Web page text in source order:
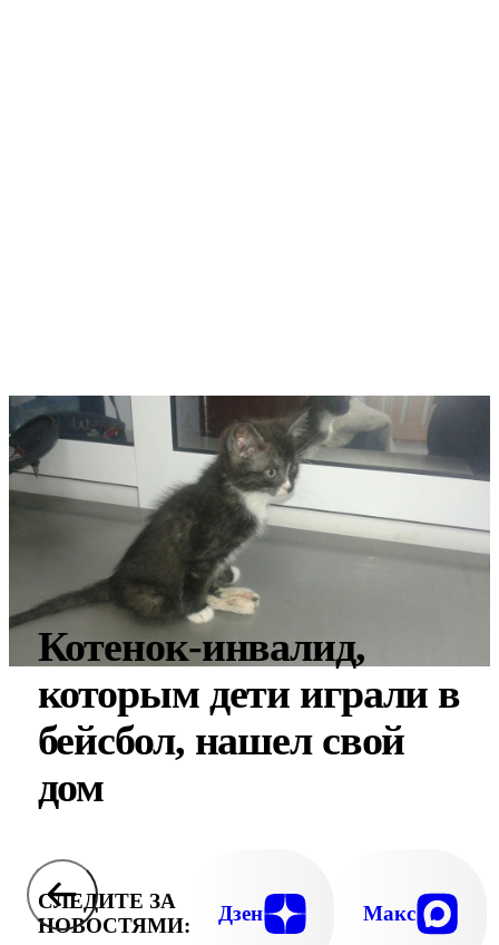
Котенок-инвалид,
которым дети играли в
бейсбол, нашел свой
дом
СЛЕДИТЕ ЗА
НОВОСТЯМИ:
Дзен Макс